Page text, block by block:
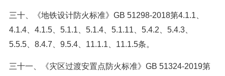
三十、《地铁设计防火标准》GB 51298-2018第4.1.1、
4.1.4、4.1.5、5.1.1、5.1.4、5.1.11、5.4.2、5.4.3、
5.5.5、8.4.7、9.5.4、11.1.1、11.1.5条。
三十一、《灾区过渡安置点防火标准》GB 51324-2019第